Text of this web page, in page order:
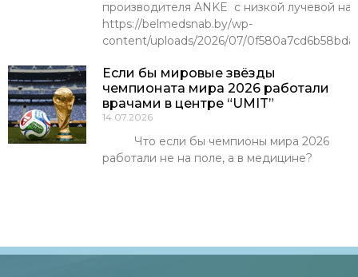
производителя ANKE с низкой лучевой
https://belmedsnab.by/wp-
content/uploads/2026/07/
Если бы мировые звёзды
чемпионата мира 2026 работали
врачами в центре “UMIT”
14.07.2026
Что если бы чемпионы мира 2026
работали не на поле, а в медицине?